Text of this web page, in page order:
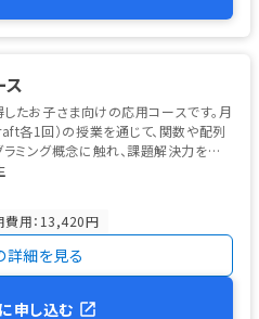
ス
たお子さま向けの応用コースです。月
各1回）の授業を通じて、関数や配列
ミング概念に触れ、課題解決力を育
費用：13,420円
詳細を見る
申し込む